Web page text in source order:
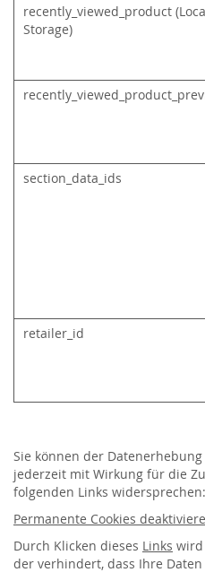
recently_viewed_product
Storage)
section_data_ids
retailer_id
Sie können der
jederzeit mit Wirkung für die
folgenden Links widersprechen:
Permanente Cookies
Durch Klicken dieses Links wird
der verhindert, dass Ihre